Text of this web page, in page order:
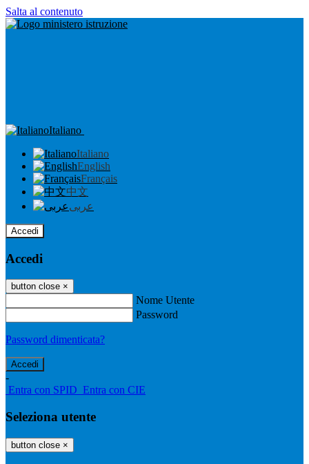
Salta al contenuto
Italiano
Italiano
English
Français
中文
عربى
Accedi
Accedi
button close ×
Nome Utente
Password
Password dimenticata?
-
Entra con SPID Entra con CIE
Seleziona utente
button close ×